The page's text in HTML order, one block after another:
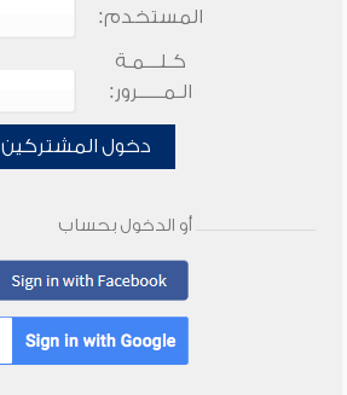
المستخدم:
كـلـــمـة
الـمـــــرور:
دخول المشتركين
أو الدخول بحساب